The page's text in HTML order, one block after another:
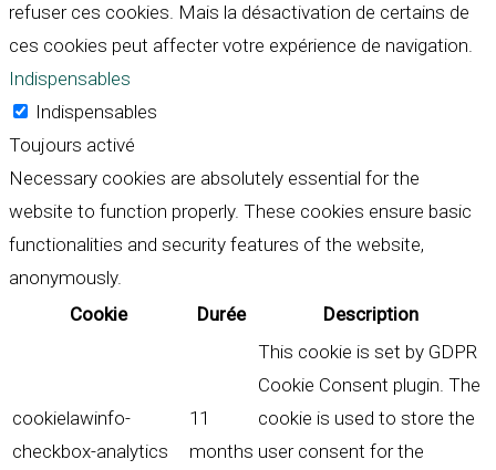
refuser ces cookies. Mais la désactivation de certains de
ces cookies peut affecter votre expérience de navigation.
Indispensables
Indispensables
Toujours activé
Necessary cookies are absolutely essential for the
website to function properly. These cookies ensure basic
functionalities and security features of the website,
anonymously.
Cookie
Durée Description
cookielawinfo-
checkbox-analytics
11
months
This cookie is set by GDPR
Cookie Consent plugin. The
cookie is used to store the
user consent for the